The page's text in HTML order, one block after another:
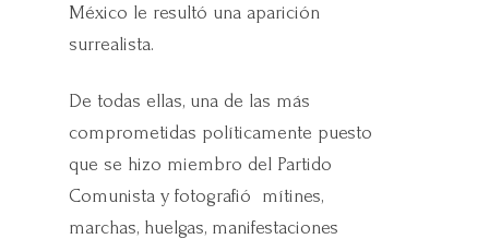
México le resultó una aparición
surrealista.
De todas ellas, una de las más
comprometidas políticamente puesto
que se hizo miembro del Partido
Comunista y fotografió mítines,
marchas, huelgas, manifestaciones